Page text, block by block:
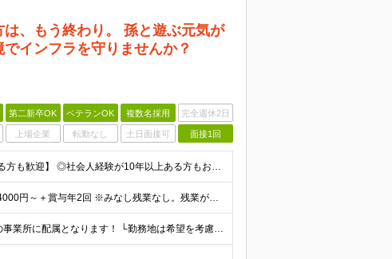
、もう終わり。 孫と遊ぶ元気が
でインフラを守りませんか？
第二新卒OK ベテランOK 複数名採用 完全週休2日
上場企業 転勤なし 土日面接可 面接1回
【学歴・経歴不問！未経験歓迎／ブランクのある方も歓迎】 ◎社会人経験が10年以上ある方もお気軽にご応募ください ◎特別な志望動機は必要なし。お人柄を大切にした、面接1回のみの選考です！ ※必須：普通
＼賞与年2回支給！各種手当充実◎／ 月給22万4000円～＋賞与年2回 ※みなし残業なし。残業が発生した場合は、1分単位で全額別途支給いたします。 ※試用期間3ヶ月（期間中は資格手当の対象外／その他
＼マイカー通勤OK！／ 千葉県にあるいずれかの事業所に配属となります！ └勤務地は希望を考慮の上、決定いたします ■本社／千葉県船橋市大神保町1357-4 ■真間川事業所／市川市原木2489-1 ■